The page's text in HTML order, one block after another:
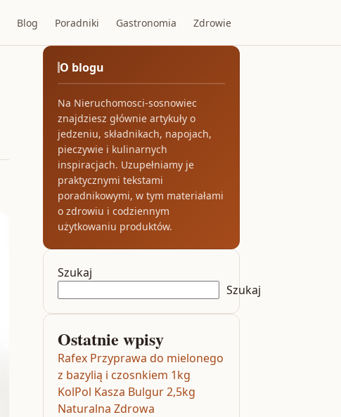
Blog Poradniki Gastronomia Zdrowie
O blogu
Na Nieruchomosci-sosnowiec
znajdziesz głównie artykuły o
jedzeniu, składnikach, napojach,
pieczywie i kulinarnych
inspiracjach. Uzupełniamy je
praktycznymi tekstami
poradnikowymi, w tym materiałami
o zdrowiu i codziennym
użytkowaniu produktów.
Szukaj
Szukaj
Ostatnie wpisy
Rafex Przyprawa do mielonego
z bazylią i czosnkiem 1kg
KolPol Kasza Bulgur 2,5kg
Naturalna Zdrowa